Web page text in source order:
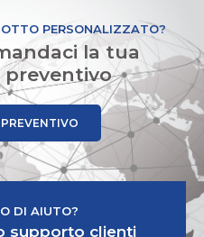
PERSONALIZZATO?
la tua
preventivo
DI AIUTO?
supporto clienti